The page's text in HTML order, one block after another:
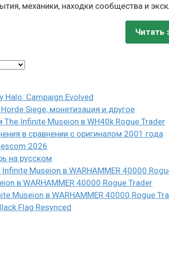
механики, находки сообщества и
Читать
Halo: Campaign Evolved
Siege, монетизация и другое
Infinite Museion в WH40k Rogue Trader
в сравнении с оригиналом 2001 года
2026
на русском
Museion в WARHAMMER 40000
в WARHAMMER 40000 Rogue Trader
Museion в WARHAMMER 40000 Rogue
Flag Resynced